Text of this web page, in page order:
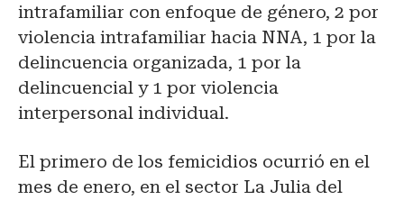
intrafamiliar con enfoque de género, 2 por
violencia intrafamiliar hacia NNA, 1 por la
delincuencia organizada, 1 por la
delincuencial y 1 por violencia
interpersonal individual.
El primero de los femicidios ocurrió en el
mes de enero, en el sector La Julia del